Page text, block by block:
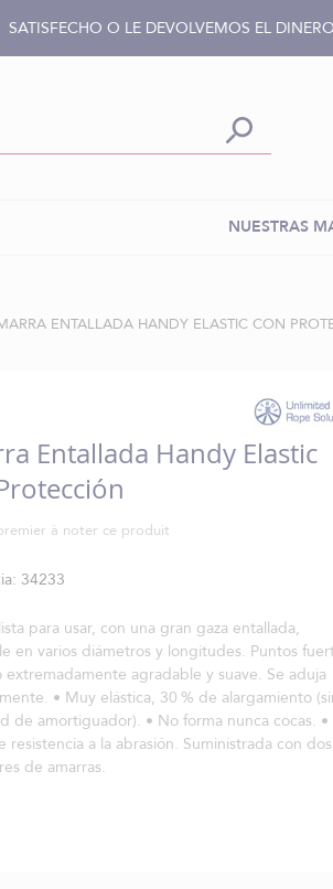
SATISFECHO O LE DEVOLVEMOS EL DINERO
NUESTRAS
ENTALLADA HANDY ELASTIC CON
Entallada Handy Elastic
à noter ce produit
34233
para usar, con una gran gaza entallada,
en varios diámetros y longitudes. Puntos
extremadamente agradable y suave. Se aduja
• Muy elástica, 30 % de alargamiento
de amortiguador). • No forma nunca cocas. •
resistencia a la abrasión. Suministrada con dos
de amarras.